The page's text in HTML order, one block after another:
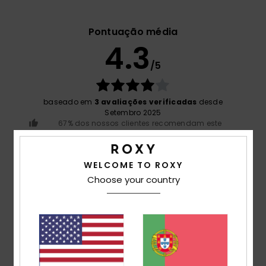
Pontuação média
4.3/5
baseado em 3 avaliações verificadas desde
Setembro 2025
67% dos nossos clientes recomendam este
produto
Conforto
Tamanho
WELCOME TO ROXY
Choose your country